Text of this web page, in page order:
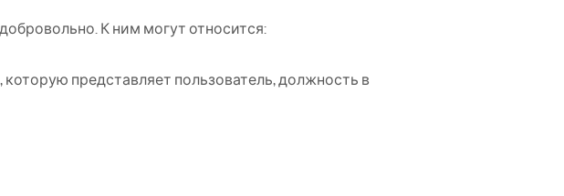
К ним могут относится:
представляет пользователь, должность в